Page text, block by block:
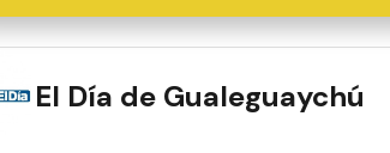
El Día de Gualeguaychú